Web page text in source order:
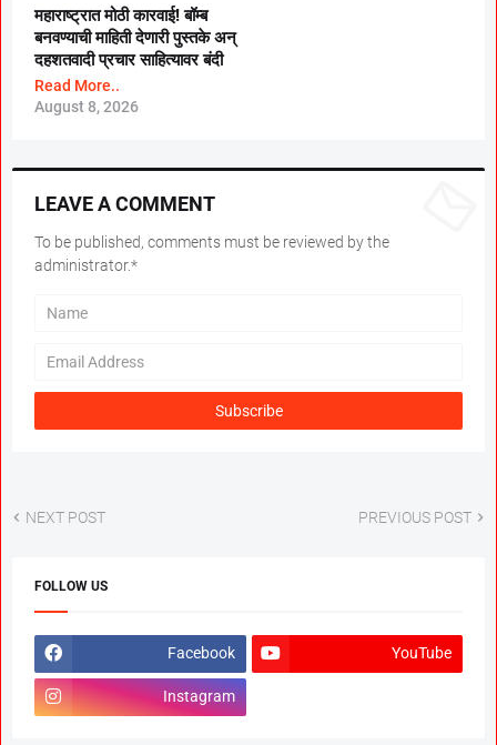
महाराष्ट्रात मोठी कारवाई! बॉम्ब
बनवण्याची माहिती देणारी पुस्तके अन्
दहशतवादी प्रचार साहित्यावर बंदी
Read More..
August 8, 2026
LEAVE A COMMENT
To be published, comments must be reviewed by the
administrator.*
NEXT POST PREVIOUS POST
FOLLOW US
Facebook YouTube
Instagram